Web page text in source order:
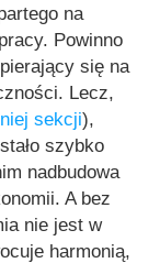
na
Powinno
się na
Lecz,
sekcji),
szybko
nadbudowa
A bez
nie jest w
harmonią,